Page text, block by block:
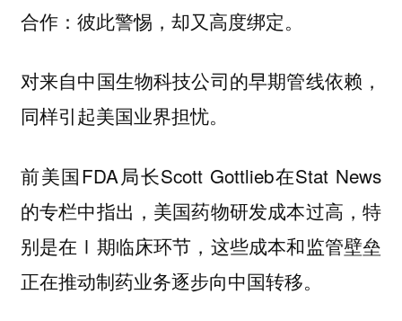
合作：彼此警惕，却又高度绑定。
对来自中国生物科技公司的早期管线依赖，
同样引起美国业界担忧。
前美国FDA局长Scott Gottlieb在Stat News
的专栏中指出，美国药物研发成本过高，特
别是在Ⅰ期临床环节，这些成本和监管壁垒
正在推动制药业务逐步向中国转移。